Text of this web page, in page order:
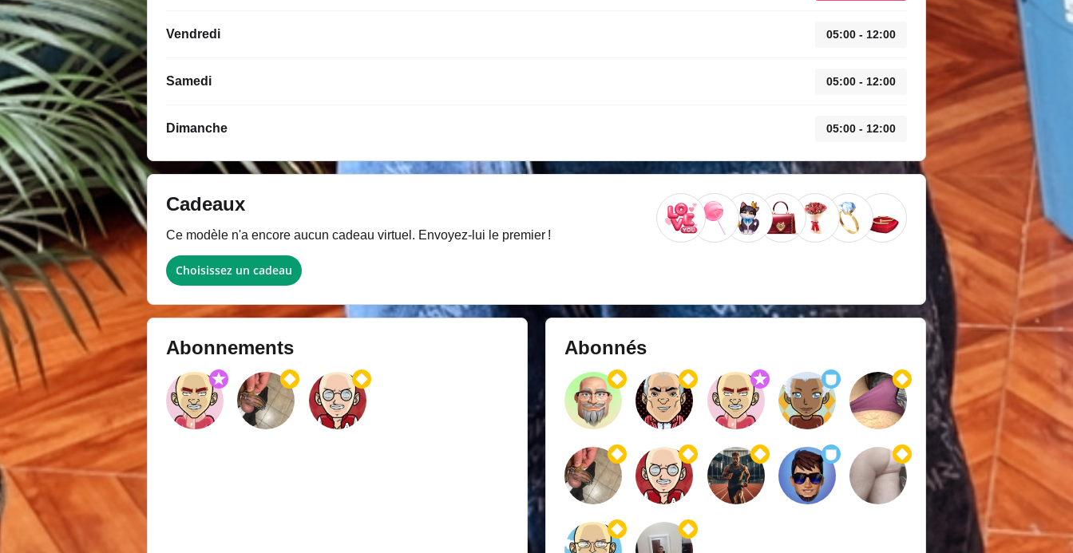
Vendredi 05:00 - 12:00
Samedi 05:00 - 12:00
Dimanche 05:00 - 12:00
Cadeaux
Ce modèle n'a encore aucun cadeau virtuel. Envoyez-lui le premier !
Choisissez un cadeau
Abonnements Abonnés